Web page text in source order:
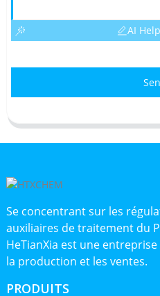
AI
Se concentrant sur les
auxiliaires de traitement du
HeTianXia est une
la production et les ventes.
PRODUITS